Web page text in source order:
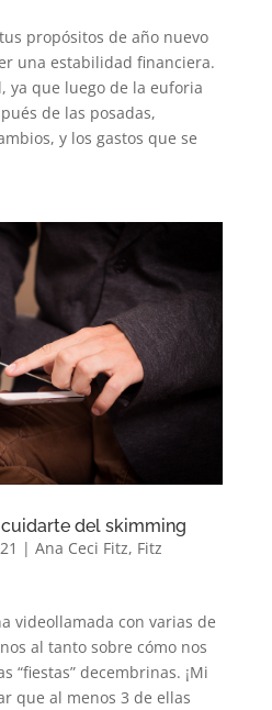
propósitos de año nuevo
una estabilidad financiera.
ya que luego de la euforia
de las posadas,
y los gastos que se
del skimming
| Ana Ceci Fitz, Fitz
videollamada con varias de
al tanto sobre cómo nos
“fiestas” decembrinas. ¡Mi
que al menos 3 de ellas